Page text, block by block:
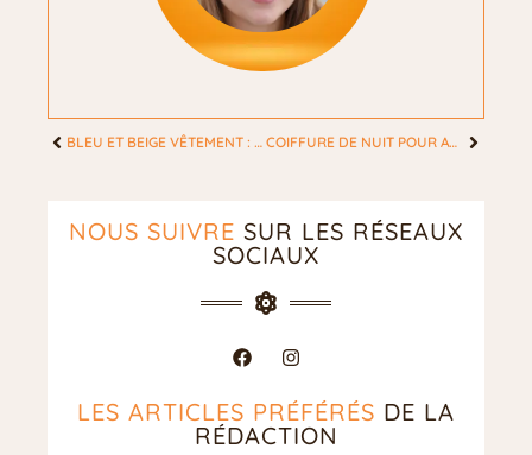
BLEU ET BEIGE VÊTEMENT : LES 7 CONSEILS POUR UNE TENUE CHIC FÉMININE COIFFURE DE NUIT POUR AVOIR LES CHEVEUX BOUCLÉS : LA TECHNIQUE SANS CHALEUR
NOUS SUIVRE SUR LES RÉSEAUX
SOCIAUX
LES ARTICLES PRÉFÉRÉS DE LA
RÉDACTION